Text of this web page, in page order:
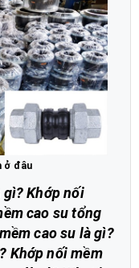
ở đâu
gì? Khớp nối
cao su tổng
cao su là gì?
Khớp nối mềm